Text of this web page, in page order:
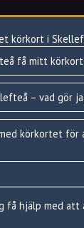
tillbaka ditt
någon
körkortet
på körkortet
göra ett
men haft
på grund
samt ny
få köra igen.
körkort i
få mitt
– vad gör
körkortet för
få hjälp med